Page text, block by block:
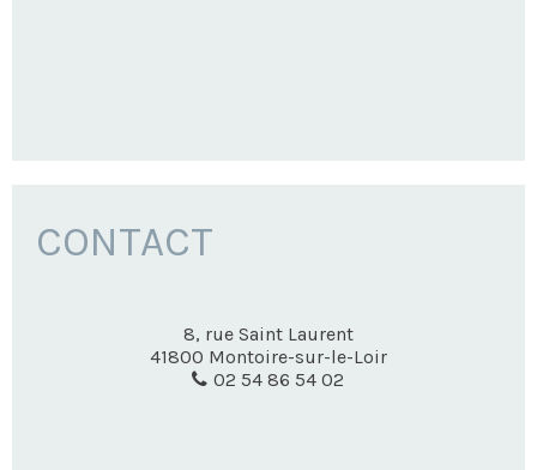
CONTACT
8, rue Saint Laurent
41800 Montoire-sur-le-Loir
02 54 86 54 02